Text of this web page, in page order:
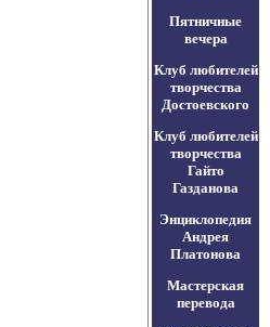
Пятничные
вечера
Клуб любителей
творчества
Достоевского
Клуб любителей
творчества
Гайто
Газданова
Энциклопедия
Андрея
Платонова
Мастерская
перевода